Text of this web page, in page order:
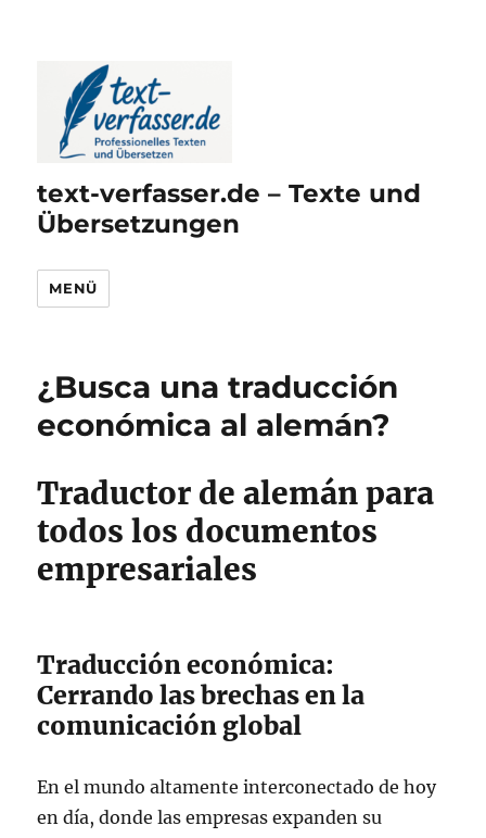
text-verfasser.de – Texte und
Übersetzungen
MENÜ
¿Busca una traducción
económica al alemán?
Traductor de alemán para
todos los documentos
empresariales
Traducción económica:
Cerrando las brechas en la
comunicación global
En el mundo altamente interconectado de hoy
en día, donde las empresas expanden su